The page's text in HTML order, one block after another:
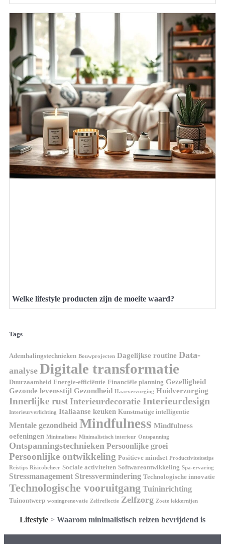
Welke lifestyle producten zijn de moeite waard?
Tags
Ademhalingstechnieken Bouwprojecten Dagelijkse routine Data-
analyse Digitale transformatie
Duurzaamheid Energie-efficiëntie Financiële planning Gezelligheid
Gezonde levensstijl Gezondheid Haarverzorging Huidverzorging
Innerlijke rust Interieurdecoratie Interieurdesign
Interieurverlichting Italiaanse keuken Kunstmatige intelligentie
Mentale gezondheid Mindfulness Mindfulness
oefeningen Minimalisme Minimalistisch interieur Ontspanning
Ontspanningstechnieken Persoonlijke groei
Persoonlijke ontwikkeling Positieve mindset Productiviteitstips
Reistips Risicobeheer Sociale activiteiten Softwareontwikkeling Spa-ervaring
Stressmanagement Stressvermindering Technologische innovatie
Technologische vooruitgang Tuininrichting
Tuinontwerp woningrenovatie Zelfreflectie Zelfzorg Zoete lekkernijen
Lifestyle > Waarom minimalistisch reizen bevrijdend is